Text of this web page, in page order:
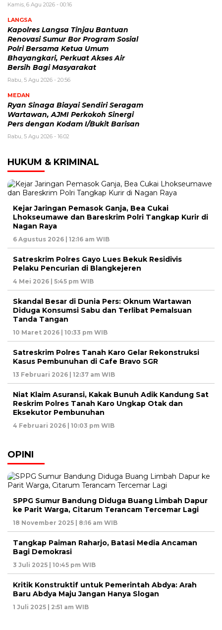
Kamis, 6 Agu 2026 - 00:16
LANGSA
Kapolres Langsa Tinjau Bantuan
Renovasi Sumur Bor Program Sosial
Polri Bersama Ketua Umum
Bhayangkari, Perkuat Akses Air
Bersih Bagi Masyarakat
Rabu, 5 Agu 2026 - 20:56
MEDAN
Ryan Sinaga Biayai Sendiri Seragam
Wartawan, AJMI Perkokoh Sinergi
Pers dengan Kodam I/Bukit Barisan
Rabu, 5 Agu 2026 - 16:02
HUKUM & KRIMINAL
Kejar Jaringan Pemasok Ganja, Bea Cukai
Lhokseumawe dan Bareskrim Polri Tangkap Kurir di
Nagan Raya
6 Agustus 2026 | 12:16 am WIB
Satreskrim Polres Gayo Lues Bekuk Residivis
Pelaku Pencurian di Blangkejeren
4 Mei 2026 | 5:45 pm WIB
Skandal Besar di Dunia Pers: Oknum Wartawan
Diduga Konsumsi Sabu dan Terlibat Pemalsuan
Tanda Tangan
10 Maret 2026 | 10:33 pm WIB
Satreskrim Polres Tanah Karo Gelar Rekonstruksi
Kasus Pembunuhan di Cafe Bravo SGR
13 Februari 2026 | 12:37 am WIB
Niat Klaim Asuransi, Kakak Bunuh Adik Kandung Sat
Reskrim Polres Tanah Karo Ungkap Otak dan
Eksekutor Pembunuhan
4 Februari 2026 | 10:03 pm WIB
OPINI
SPPG Sumur Bandung Diduga Buang Limbah Dapur
ke Parit Warga, Citarum Terancam Tercemar Lagi
18 November 2025 | 8:16 am WIB
Tangkap Paiman Raharjo, Batasi Media Ancaman
Bagi Demokrasi
3 Juli 2025 | 10:45 pm WIB
Kritik Konstruktif untuk Pemerintah Abdya: Arah
Baru Abdya Maju Jangan Hanya Slogan
1 Juli 2025 | 2:51 am WIB